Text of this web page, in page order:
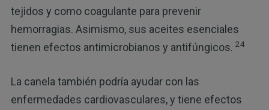
tejidos y como coagulante para prevenir
hemorragias. Asimismo, sus aceites esenciales
tienen efectos antimicrobianos y antifúngicos. 24
La canela también podría ayudar con las
enfermedades cardiovasculares, y tiene efectos